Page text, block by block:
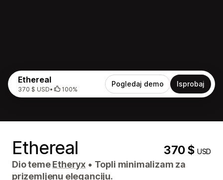
Ethereal
370 $ USD• 100%
Pogledaj demo Isprobaj
Ethereal 370 $USD
Dio temeEtheryx • Topli minimalizam za
prizemljenu eleganciju.